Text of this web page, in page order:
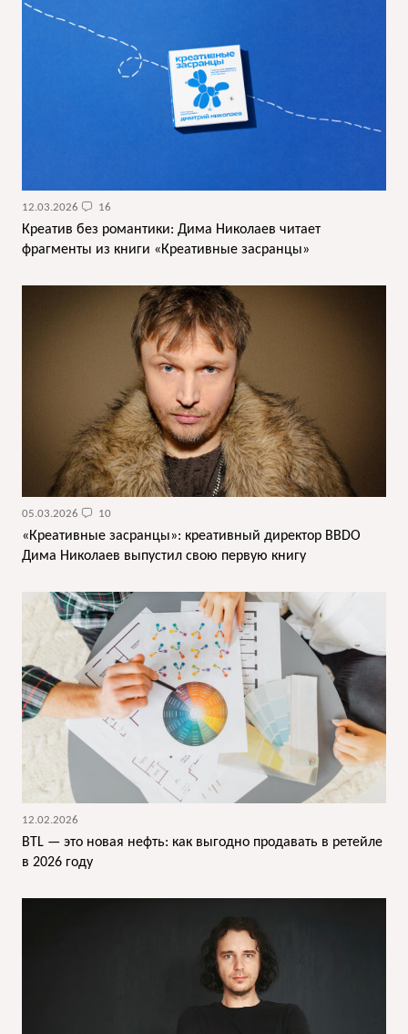
12.03.2026 16
Креатив без романтики: Дима Николаев читает
фрагменты из книги «Креативные засранцы»
05.03.2026 10
«Креативные засранцы»: креативный директор BBDO
Дима Николаев выпустил свою первую книгу
12.02.2026
BTL — это новая нефть: как выгодно продавать в ретейле
в 2026 году